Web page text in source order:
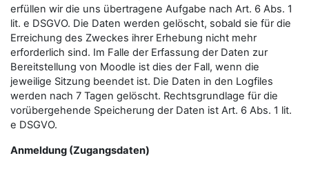
erfüllen wir die uns übertragene Aufgabe nach Art. 6 Abs. 1
lit. e DSGVO. Die Daten werden gelöscht, sobald sie für die
Erreichung des Zweckes ihrer Erhebung nicht mehr
erforderlich sind. Im Falle der Erfassung der Daten zur
Bereitstellung von Moodle ist dies der Fall, wenn die
jeweilige Sitzung beendet ist. Die Daten in den Logfiles
werden nach 7 Tagen gelöscht. Rechtsgrundlage für die
vorübergehende Speicherung der Daten ist Art. 6 Abs. 1 lit.
e DSGVO.
Anmeldung (Zugangsdaten)